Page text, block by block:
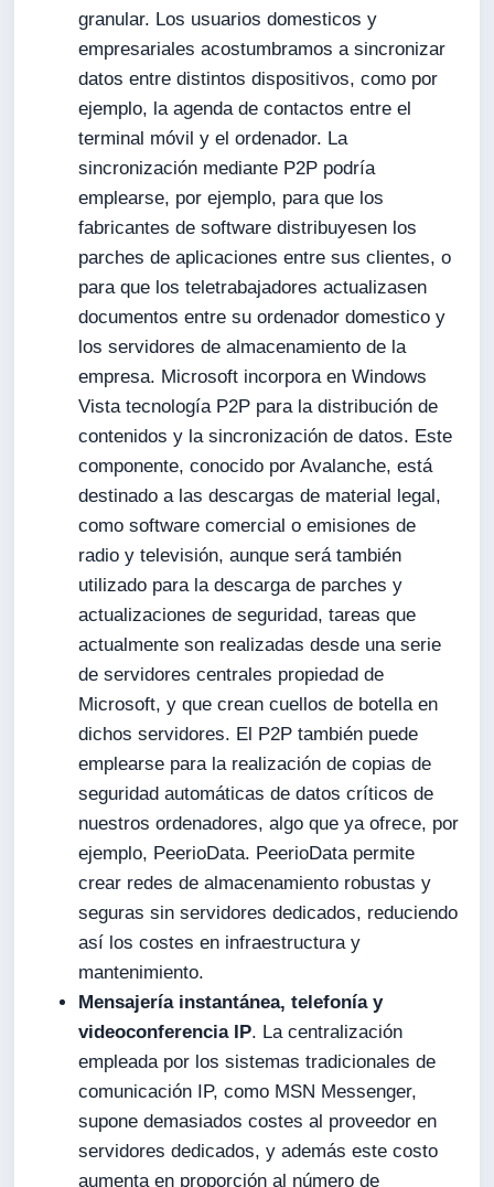
granular. Los usuarios domesticos y
empresariales acostumbramos a sincronizar
datos entre distintos dispositivos, como por
ejemplo, la agenda de contactos entre el
terminal móvil y el ordenador. La
sincronización mediante P2P podría
emplearse, por ejemplo, para que los
fabricantes de software distribuyesen los
parches de aplicaciones entre sus clientes, o
para que los teletrabajadores actualizasen
documentos entre su ordenador domestico y
los servidores de almacenamiento de la
empresa. Microsoft incorpora en Windows
Vista tecnología P2P para la distribución de
contenidos y la sincronización de datos. Este
componente, conocido por Avalanche, está
destinado a las descargas de material legal,
como software comercial o emisiones de
radio y televisión, aunque será también
utilizado para la descarga de parches y
actualizaciones de seguridad, tareas que
actualmente son realizadas desde una serie
de servidores centrales propiedad de
Microsoft, y que crean cuellos de botella en
dichos servidores. El P2P también puede
emplearse para la realización de copias de
seguridad automáticas de datos críticos de
nuestros ordenadores, algo que ya ofrece, por
ejemplo, PeerioData. PeerioData permite
crear redes de almacenamiento robustas y
seguras sin servidores dedicados, reduciendo
así los costes en infraestructura y
mantenimiento.
Mensajería instantánea, telefonía y
videoconferencia IP. La centralización
empleada por los sistemas tradicionales de
comunicación IP, como MSN Messenger,
supone demasiados costes al proveedor en
servidores dedicados, y además este costo
aumenta en proporción al número de